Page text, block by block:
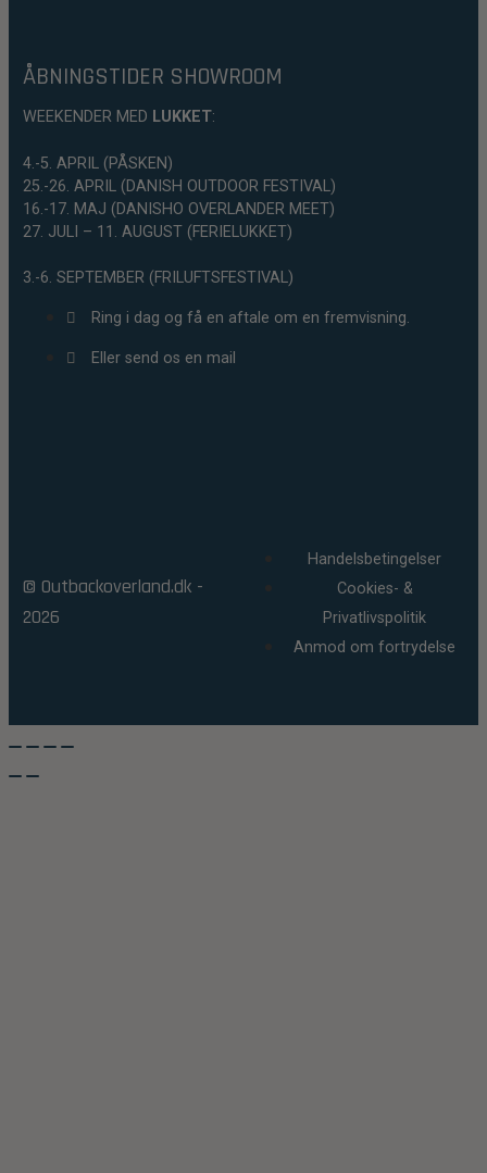
ÅBNINGSTIDER SHOWROOM
WEEKENDER MED LUKKET:
4.-5. APRIL (PÅSKEN)
25.-26. APRIL (DANISH OUTDOOR FESTIVAL)
16.-17. MAJ (DANISHO OVERLANDER MEET)
27. JULI – 11. AUGUST (FERIELUKKET)
3.-6. SEPTEMBER (FRILUFTSFESTIVAL)
Ring i dag og få en aftale om en fremvisning.
Eller send os en mail
© Outbackoverland.dk -
2026
Handelsbetingelser
Cookies- &
Privatlivspolitik
Anmod om fortrydelse